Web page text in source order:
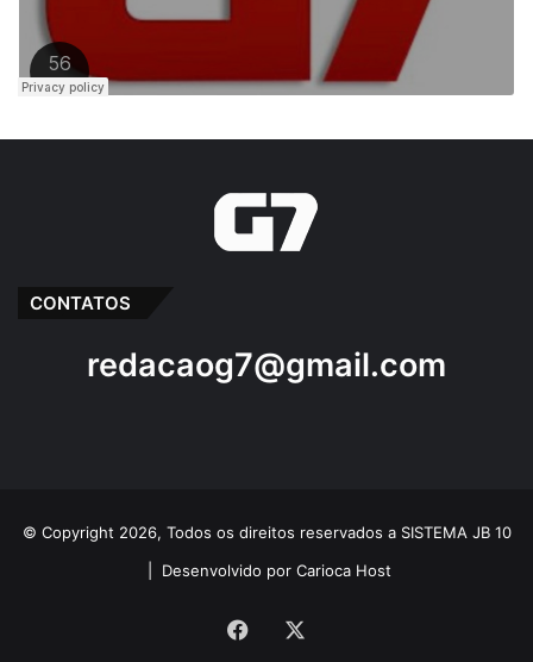
CONTATOS
redacaog7@gmail.com
© Copyright 2026, Todos os direitos reservados a SISTEMA JB 10
Desenvolvido por Carioca Host
Facebook